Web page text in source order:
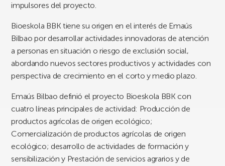
impulsores del proyecto.
Bioeskola BBK tiene su origen en el interés de Emaús
Bilbao por desarrollar actividades innovadoras de atención
a personas en situación o riesgo de exclusión social,
abordando nuevos sectores productivos y actividades con
perspectiva de crecimiento en el corto y medio plazo.
Emaús Bilbao definió el proyecto Bioeskola BBK con
cuatro líneas principales de actividad: Producción de
productos agrícolas de origen ecológico;
Comercialización de productos agrícolas de origen
ecológico; desarrollo de actividades de formación y
sensibilización y Prestación de servicios agrarios y de